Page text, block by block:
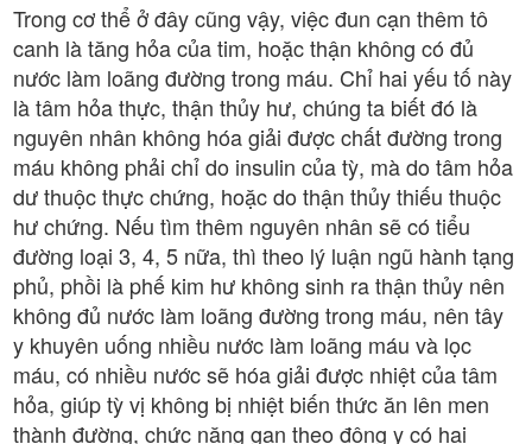
Trong cơ thể ở đây cũng vậy, việc đun cạn thêm tô
canh là tăng hỏa của tim, hoặc thận không có đủ
nước làm loãng đường trong máu. Chỉ hai yếu tố này
là tâm hỏa thực, thận thủy hư, chúng ta biết đó là
nguyên nhân không hóa giải được chất đường trong
máu không phải chỉ do insulin của tỳ, mà do tâm hỏa
dư thuộc thực chứng, hoặc do thận thủy thiếu thuộc
hư chứng. Nếu tìm thêm nguyên nhân sẽ có tiểu
đường loại 3, 4, 5 nữa, thì theo lý luận ngũ hành tạng
phủ, phồi là phế kim hư không sinh ra thận thủy nên
không đủ nước làm loãng đường trong máu, nên tây
y khuyên uống nhiều nước làm loãng máu và lọc
máu, có nhiều nước sẽ hóa giải được nhiệt của tâm
hỏa, giúp tỳ vị không bị nhiệt biến thức ăn lên men
thành đường, chức năng gan theo đông y có hai